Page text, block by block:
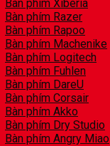
Bàn phím Xiberia
Bàn phím Razer
Bàn phím Rapoo
Bàn phím Machenike
Bàn phím Logitech
Bàn phím Fuhlen
Bàn phím DareU
Bàn phím Corsair
Bàn phím Akko
Bàn phím Dry Studio
Bàn phím Angry Miao